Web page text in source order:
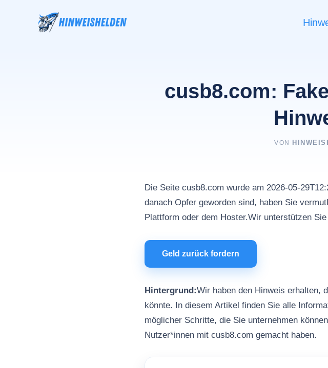
cusb8.com:
VON
Die Seite cusb8.com wurde am 2026-05-
danach Opfer geworden sind, haben Sie
Plattform oder dem Hoster.Wir unterstützen
Geld zurück fordern
Hintergrund:Wir haben den Hinweis erhalten,
könnte. In diesem Artikel finden Sie alle
möglicher Schritte, die Sie unternehmen
Nutzer*innen mit cusb8.com gemacht haben.